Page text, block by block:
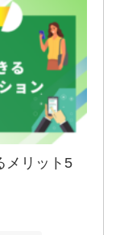
メリット5